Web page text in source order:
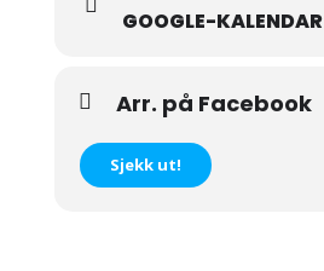
GOOGLE-KALENDAR
Arr. på Facebook
Sjekk ut!